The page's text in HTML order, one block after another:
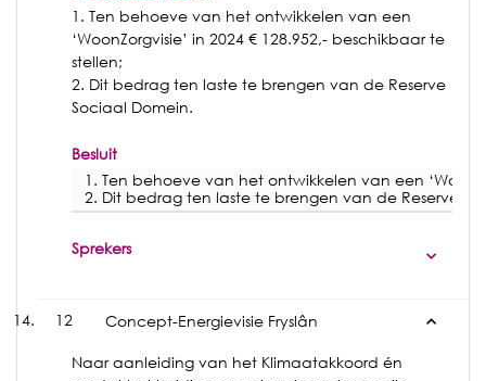
1. Ten behoeve van het ontwikkelen van een
‘WoonZorgvisie’ in 2024 € 128.952,- beschikbaar te
stellen;
2. Dit bedrag ten laste te brengen van de Reserve
Sociaal Domein.
Besluit
1. Ten behoeve van het ontwikkelen van een
2. Dit bedrag ten laste te brengen van de Reserve
Sprekers
12 Concept-Energievisie Fryslân
Naar aanleiding van het Klimaatakkoord én